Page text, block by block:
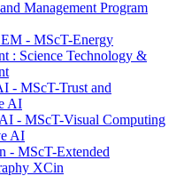
Management Program
- MScT-Energy
: Science Technology &
- MScT-Trust and
AI
- MScT-Visual Computing
AI
- MScT-Extended
XCin